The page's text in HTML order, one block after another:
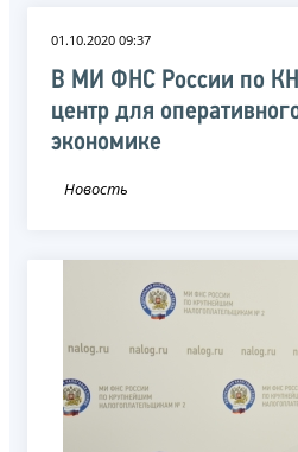
01.10.2020 09:37
В МИ ФНС России по
центр для
экономике
Новость